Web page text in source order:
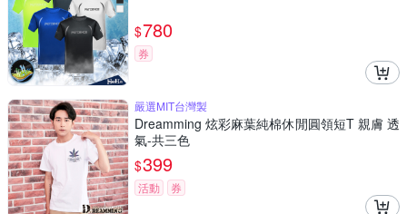
$780
券
嚴選MIT台灣製
Dreamming 炫彩麻葉純棉休閒圓領短T 親膚 透
氣-共三色
$399
活動 券